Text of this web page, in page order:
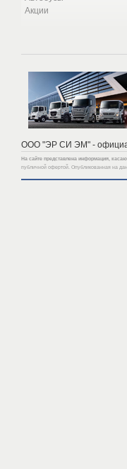
Акции
ООО "ЭР СИ ЭМ" -
На сайте представлена информация,
публичной офертой. Опубликованная на